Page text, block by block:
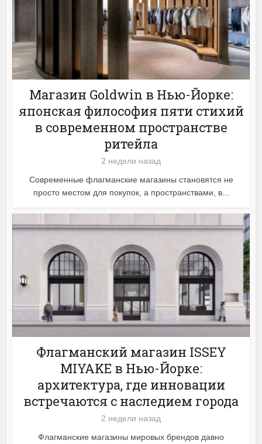
Магазин Goldwin в Нью-Йорке:
японская философия пяти стихий
в современном пространстве
ритейла
2 недели назад
Современные флагманские магазины становятся не
просто местом для покупок, а пространствами, в...
Флагманский магазин ISSEY
MIYAKE в Нью-Йорке:
архитектура, где инновации
встречаются с наследием города
2 недели назад
Флагманские магазины мировых брендов давно